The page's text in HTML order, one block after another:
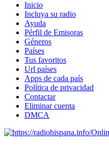
Inicio
Incluya su radio
Ayuda
Pérfil de Emisoras
Géneros
Países
Tus favoritos
Url países
Apps de cada país
Política de privacidad
Contactar
Eliminar cuenta
DMCA